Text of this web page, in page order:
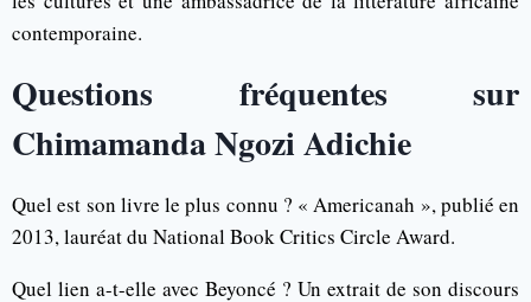
contemporaine.
Questions fréquentes sur
Chimamanda Ngozi Adichie
Quel est son livre le plus connu ? « Americanah », publié en
2013, lauréat du National Book Critics Circle Award.
Quel lien a-t-elle avec Beyoncé ? Un extrait de son discours